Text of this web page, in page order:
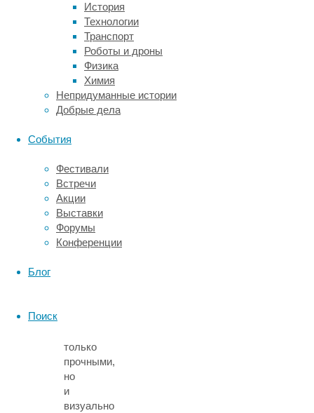
История
Технологии
Транспорт
Роботы и дроны
Физика
Химия
Непридуманные истории
Добрые дела
События
Фестивали
Встречи
Акции
Выставки
Форумы
Конференции
Блог
Поиск
помощью
современных
технологий
точно
режут,
формуют
и
обрабатывают
Современное
позволяет
создавать
сложные
дизайны
и
безупречные
только
прочными,
но
и
визуально